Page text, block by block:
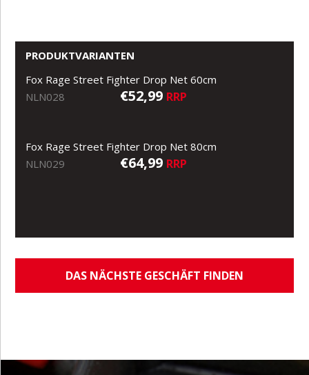
PRODUKTVARIANTEN
Fox Rage Street Fighter Drop Net 60cm
NLN028
€52,99 RRP
Fox Rage Street Fighter Drop Net 80cm
NLN029
€64,99 RRP
DAS NÄCHSTE GESCHÄFT FINDEN